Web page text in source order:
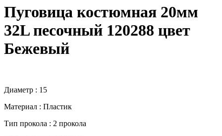
Пуговица костюмная 20мм
32L песочный 120288 цвет
Бежевый
Диаметр : 15
Материал : Пластик
Тип прокола : 2 прокола